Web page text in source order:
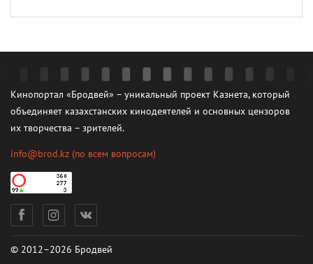
Кинопортал «Бродвей» – уникальный проект Казнета, который
объединяет казахстанских кинодеятелей и основных цензоров
их творчества – зрителей.
info@brod.kz (по всем вопросам)
© 2012–2026 Бродвей